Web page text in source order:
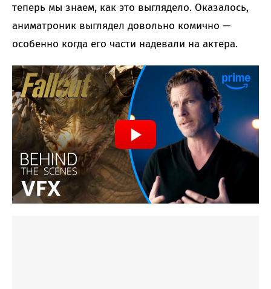
теперь мы знаем, как это выглядело. Оказалось,
аниматроник выглядел довольно комично —
особенно когда его части надевали на актера.